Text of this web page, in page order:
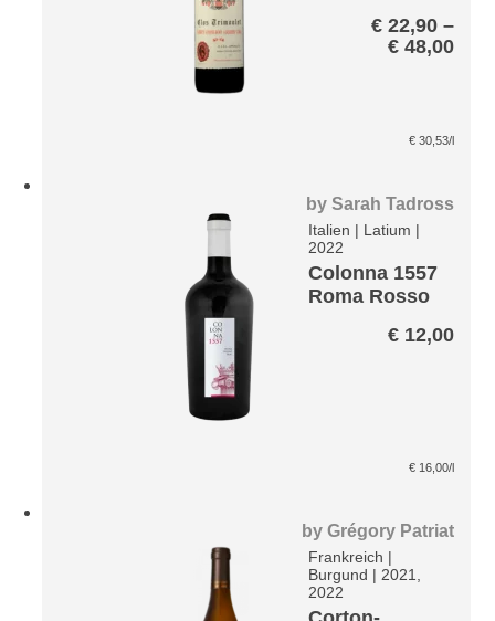
Grand Cru
€ 22,90 –
€ 48,00
€ 30,53/l
bySarah Tadross
Italien | Latium |
2022
Colonna 1557
Roma Rosso
€ 12,00
€ 16,00/l
byGrégory Patriat
Frankreich |
Burgund |2021,
2022